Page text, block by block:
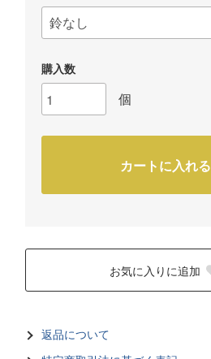
購入数
個
カートに入れる
お気に入りに追加
返品について